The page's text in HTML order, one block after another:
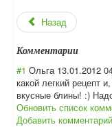
Назад
Комментарии
#1 Ольга 13.01.2012
какой легкий рецепт
вкусные блины! :)
Обновить список
Добавить комментарий